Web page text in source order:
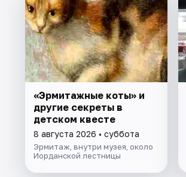
«Эрмитажные коты» и
другие секреты в
детском квесте
8 августа 2026 • суббота
Эрмитаж, внутри музея, около
Иорданской лестницы